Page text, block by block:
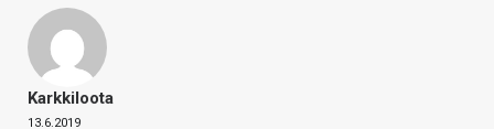
Karkkiloota
13.6.2019